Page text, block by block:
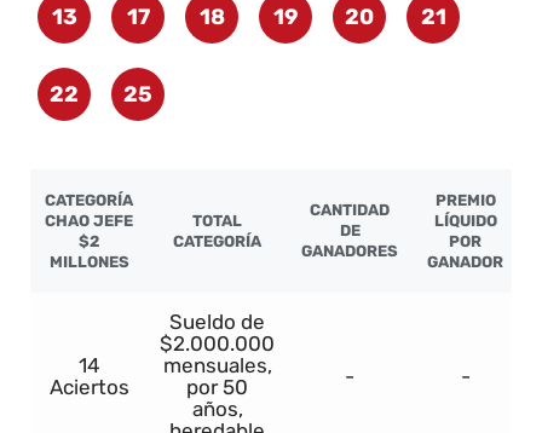
13 17 18 19 20 21
22 25
CATEGORÍA
CHAO JEFE
$2
MILLONES
TOTAL
CATEGORÍA
CANTIDAD
DE
GANADORES
PREMIO
LÍQUIDO
POR
GANADOR
14
Aciertos
Sueldo de
$2.000.000
mensuales,
por 50
años,
- -